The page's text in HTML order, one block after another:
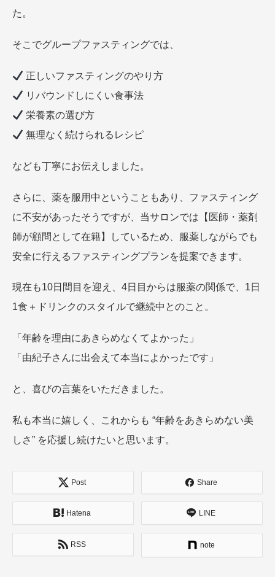
た。
そこでグループファスティングでは、
正しいファスティングのやり方
リバウンドしにくい食事法
栄養素の選び方
無理なく続けられるレシピ
なども丁寧にお伝えしました。
さらに、薬を服用中ということもあり、ファスティング
に不安があったそうですが、当サロンでは【医師・薬剤
師が顧問として在籍】しているため、服薬しながらでも
安全に行えるファスティングプランを提案できます。
現在も10日間目を迎え、4日目からは服薬の関係で、1日
1食＋ドリンクのスタイルで継続中とのこと。
「年齢を理由にあきらめなくてよかった」
「由紀子さんに出会えて本当によかったです」
と、喜びの言葉をいただきました。
私も本当に嬉しく、これからも “年齢をあきらめない美
しさ” を応援し続けたいと思います。
Post Share
Hatena LINE
RSS note